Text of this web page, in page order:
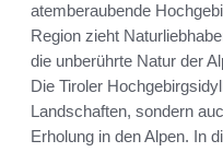
atemberaubende
Region zieht
die unberührte Natur der
Die Tiroler
Landschaften, sondern
Erholung in den Alpen. In